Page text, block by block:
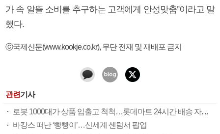
가 속 알뜰 소비를 추구하는 고객에게 안성맞춤”이라고 말
했다.
ⓒ국제신문(www.kookje.co.kr), 무단 전재 및 재배포 금지
관련기사
로봇 1000대가 상품 입출고 척척…롯데마트 24시간 배송 자동화
바캉스 떠난 ‘빵빵이’…신세계 센텀서 팝업